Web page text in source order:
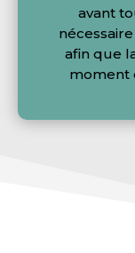
avant
afin que
moment